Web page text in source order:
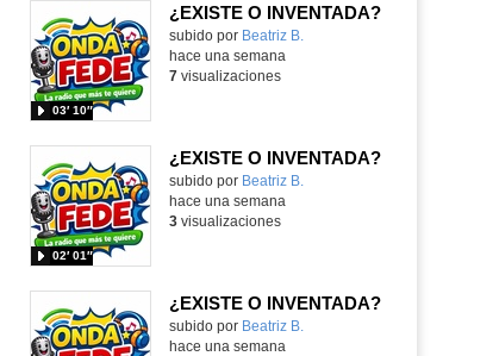
¿EXISTE O INVENTADA?
Contenido educativo.
subido por Beatriz B.
03′ 10″
hace una semana
7visualizaciones
¿EXISTE O INVENTADA?
Contenido educativo.
subido por Beatriz B.
02′ 01″
hace una semana
3visualizaciones
¿EXISTE O INVENTADA?
Contenido educativo.
subido por Beatriz B.
hace una semana